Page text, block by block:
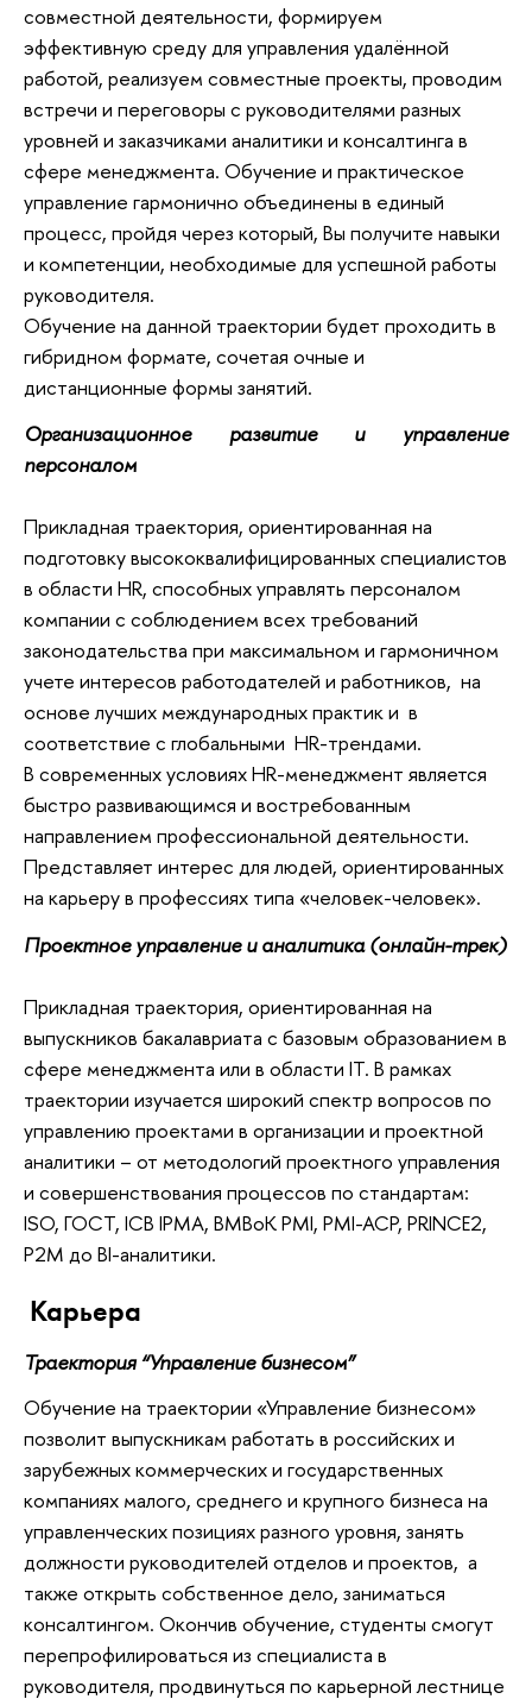
совместной деятельности, формируем
эффективную среду для управления удалённой
работой, реализуем совместные проекты, проводим
встречи и переговоры с руководителями разных
уровней и заказчиками аналитики и консалтинга в
сфере менеджмента. Обучение и практическое
управление гармонично объединены в единый
процесс, пройдя через который, Вы получите навыки
и компетенции, необходимые для успешной работы
руководителя.
Обучение на данной траектории будет проходить в
гибридном формате, сочетая очные и
дистанционные формы занятий.
Организационное развитие и управление
персоналом
Прикладная траектория, ориентированная на
подготовку высококвалифицированных специалистов
в области HR, способных управлять персоналом
компании с соблюдением всех требований
законодательства при максимальном и гармоничном
учете интересов работодателей и работников, на
основе лучших международных практик и в
соответствие с глобальными HR-трендами.
В современных условиях HR-менеджмент является
быстро развивающимся и востребованным
направлением профессиональной деятельности.
Представляет интерес для людей, ориентированных
на карьеру в профессиях типа «человек-человек».
Проектное управление и аналитика (онлайн-трек)
Прикладная траектория, ориентированная на
выпускников бакалавриата с базовым образованием в
сфере менеджмента или в области IT. В рамках
траектории изучается широкий спектр вопросов по
управлению проектами в организации и проектной
аналитики – от методологий проектного управления
и совершенствования процессов по стандартам:
ISO, ГОСТ, ICB IPMA, BMBoK PMI, PMI-ACP, PRINCE2,
P2M до BI-аналитики.
Карьера
Траектория “Управление бизнесом”
Обучение на траектории «Управление бизнесом»
позволит выпускникам работать в российских и
зарубежных коммерческих и государственных
компаниях малого, среднего и крупного бизнеса на
управленческих позициях разного уровня, занять
должности руководителей отделов и проектов, а
также открыть собственное дело, заниматься
консалтингом. Окончив обучение, студенты смогут
перепрофилироваться из специалиста в
руководителя, продвинуться по карьерной лестнице